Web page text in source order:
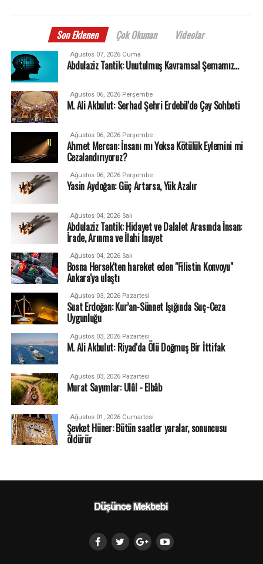
Son Eklenen Çok Okunan Videolar
Ağustos 07, 2026 Cuma
Abdulaziz Tantik: Unutulmuş Kavramsal Şemamız…
Ağustos 06, 2026 Perşembe
M. Ali Akbulut: Serhad Şehri Erdebil'de Çay Sohbeti
Ağustos 06, 2026 Perşembe
Ahmet Mercan: İnsanı mı Yoksa Kötülük Eylemini mi
Cezalandırıyoruz?
Ağustos 06, 2026 Perşembe
Yasin Aydoğan: Güç Artarsa, Yük Azalır
Ağustos 04, 2026 Salı
Abdulaziz Tantik: Hidayet ve Dalalet Arasında İnsan:
İrade, Arınma ve İlahi İnayet
Ağustos 04, 2026 Salı
Bosna Hersek'ten hareket eden "Filistin Konvoyu"
Ankara'ya ulaştı
Ağustos 03, 2026 Pazartesi
Suat Erdoğan: Kur’an-Sünnet Işığında Suç-Ceza
Uygunluğu
Ağustos 03, 2026 Pazartesi
M. Ali Akbulut: Riyad'da Ölü Doğmuş Bir İttifak
Ağustos 03, 2026 Pazartesi
Murat Sayımlar: Ulûl - Elbâb
Ağustos 01, 2026 Cumartesi
Şevket Hüner: Bütün saatler yaralar, sonuncusu
öldürür